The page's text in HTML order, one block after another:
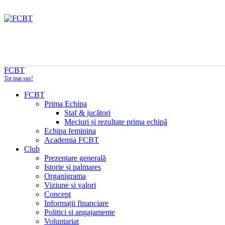
FCBT
Tot mai sus!
FCBT
Prima Echipa
Staf & jucători
Meciuri și rezultate prima echipă
Echipa feminina
Academia FCBT
Club
Prezentare generală
Istorie și palmares
Organigrama
Viziune si valori
Concept
Informații financiare
Politici si angajamente
Voluntariat